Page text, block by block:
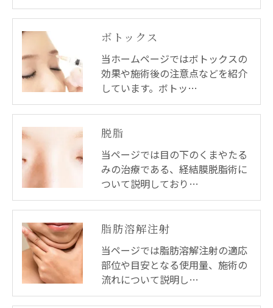
ボトックス
当ホームページではボトックスの
効果や施術後の注意点などを紹介
しています。ボトッ…
脱脂
当ページでは目の下のくまやたる
みの治療である、経結膜脱脂術に
ついて説明しており…
脂肪溶解注射
当ページでは脂肪溶解注射の適応
部位や目安となる使用量、施術の
流れについて説明し…